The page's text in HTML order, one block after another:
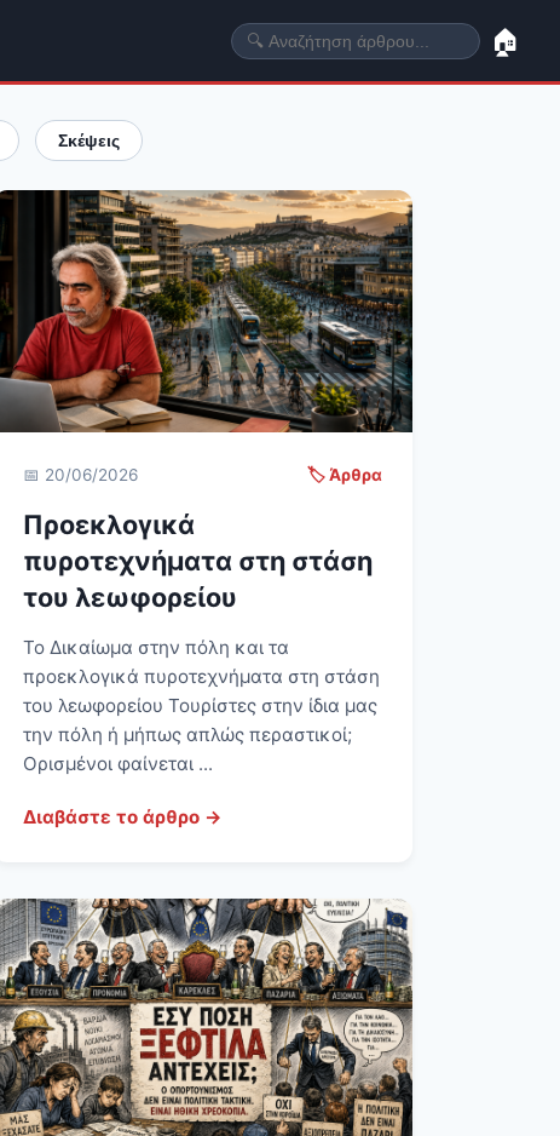
🏠
Σκέψεις
📅 20/06/2026 🏷️ Άρθρα
Προεκλογικά
πυροτεχνήματα στη στάση
του λεωφορείου
Το Δικαίωμα στην πόλη και τα
προεκλογικά πυροτεχνήματα στη στάση
του λεωφορείου Τουρίστες στην ίδια μας
την πόλη ή μήπως απλώς περαστικοί;
Ορισμένοι φαίνεται ...
Διαβάστε το άρθρο →